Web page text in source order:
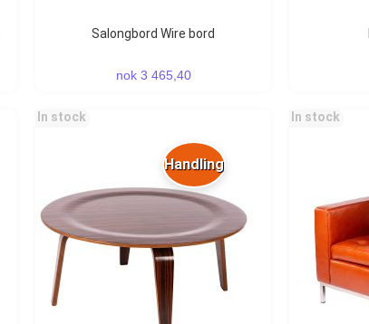
Salongbord Wire bord
nok 3 465,40
In stock
Handling
In stock